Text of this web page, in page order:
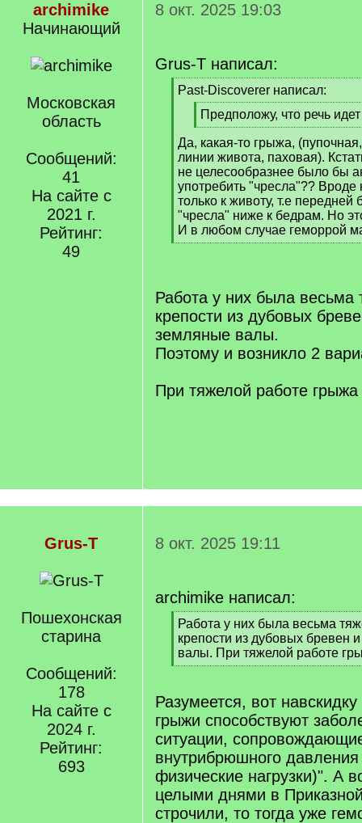
archimike
Начинающий
Московская
область
Сообщений:
41
На сайте с
2021 г.
Рейтинг:
49
8 окт. 2025 19:03
Grus-T написал:
[Past-Discoverer написал:
[
q
]
Предположу, что речь
[
/
q
]
Да, какая-то грыжа,
линии живота, паховая).
не целесообразнее было бы
употребить "чресла"?? Вроде
только к животу, т.е
"чресла" ниже к бедрам. Но
И в любом случае геморрой
[
]
Работа у них была весьма
крепости из дубовых
земляные валы.
Поэтому и возникло 2
При тяжелой работе
Grus-T
Пошехонская
старина
Сообщений:
178
На сайте с
2024 г.
Рейтинг:
693
8 окт. 2025 19:11
archimike написал:
[
q
]
Работа у них была весьма
крепости из дубовых бревен
валы. При тяжелой работе
[
q
]
Разумеется, вот
грыжи способствуют
ситуации,
внутрибрюшного
физические нагрузки)". А
целыми днями в
строчили, то тогда уже